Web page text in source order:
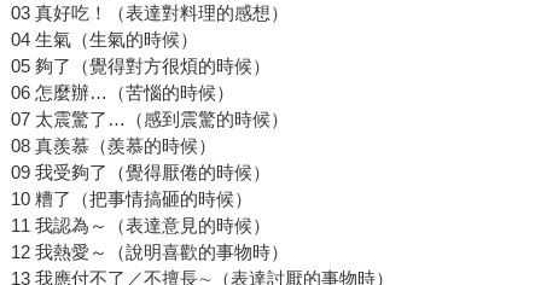
03 真好吃！（表達對料理的感想）
04 生氣（生氣的時候）
05 夠了（覺得對方很煩的時候）
06 怎麼辦…（苦惱的時候）
07 太震驚了…（感到震驚的時候）
08 真羨慕（羨慕的時候）
09 我受夠了（覺得厭倦的時候）
10 糟了（把事情搞砸的時候）
11 我認為～（表達意見的時候）
12 我熱愛～（說明喜歡的事物時）
13 我應付不了／不擅長∼（表達討厭的事物時）